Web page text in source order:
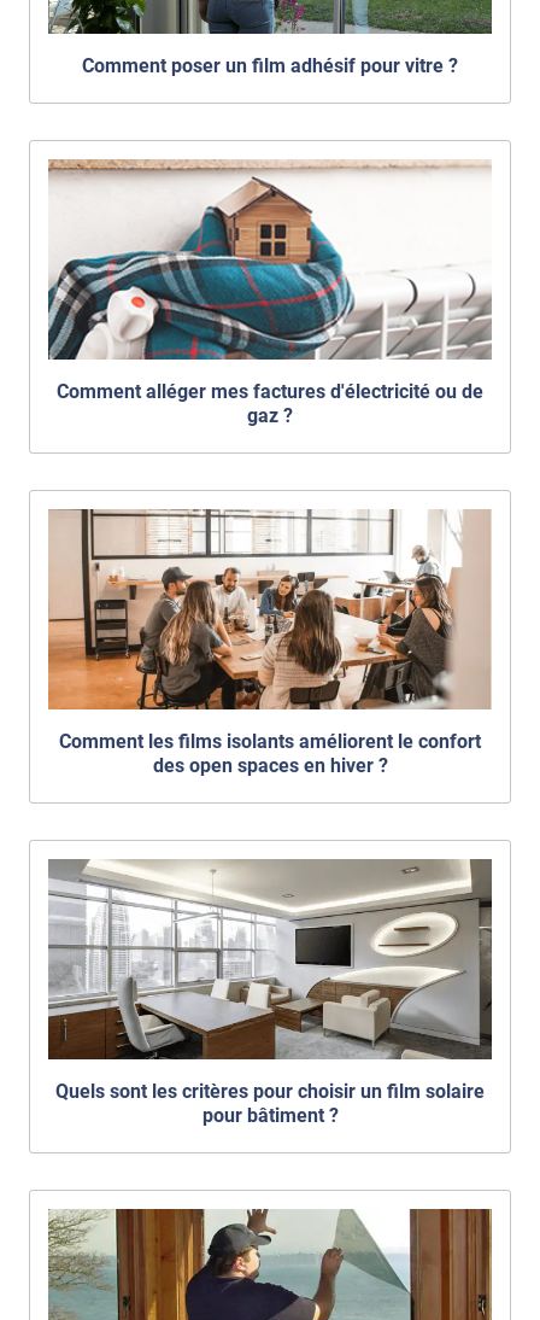
Comment poser un film adhésif pour vitre ?
Comment alléger mes factures d'électricité ou de
gaz ?
Comment les films isolants améliorent le confort
des open spaces en hiver ?
Quels sont les critères pour choisir un film solaire
pour bâtiment ?